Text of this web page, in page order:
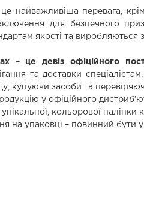
найважливіша перевага,
для безпечного
якості та
– це девіз офіційного
та доставки
купуючи засоби та
у офіційного
кольорової наліпки
на упаковці – повинний бути